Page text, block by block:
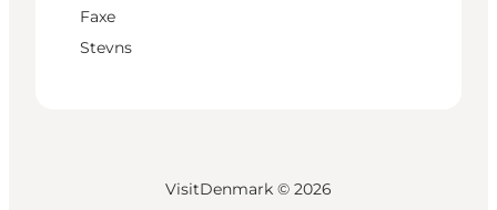
Faxe
Stevns
VisitDenmark © 2026